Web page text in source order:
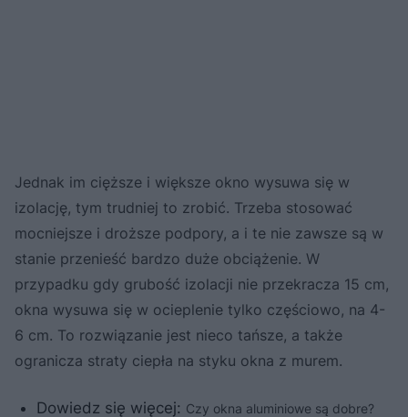
Jednak im cięższe i większe okno wysuwa się w
izolację, tym trudniej to zrobić. Trzeba stosować
mocniejsze i droższe podpory, a i te nie zawsze są w
stanie przenieść bardzo duże obciążenie. W
przypadku gdy grubość izolacji nie przekracza 15 cm,
okna wysuwa się w ocieplenie tylko częściowo, na 4-
6 cm. To rozwiązanie jest nieco tańsze, a także
ogranicza straty ciepła na styku okna z murem.
Dowiedz się więcej: Czy okna aluminiowe są dobre?